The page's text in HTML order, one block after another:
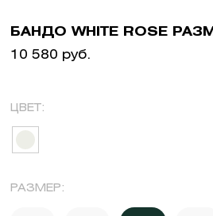
БАНДО WHITE ROSE
10 580 руб.
ЦВЕТ:
РАЗМЕР: